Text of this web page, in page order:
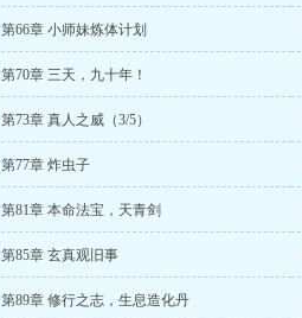
第66章 小师妹炼体计划
第70章 三天，九十年！
第73章 真人之威（3/5）
第77章 炸虫子
第81章 本命法宝，天青剑
第85章 玄真观旧事
第89章 修行之志，生息造化丹